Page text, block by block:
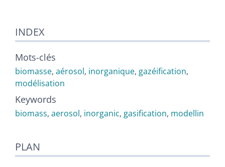
INDEX
Mots-clés
biomasse, aérosol, inorganique, gazéification,
modélisation
Keywords
biomass, aerosol, inorganic, gasification, modellin
PLAN